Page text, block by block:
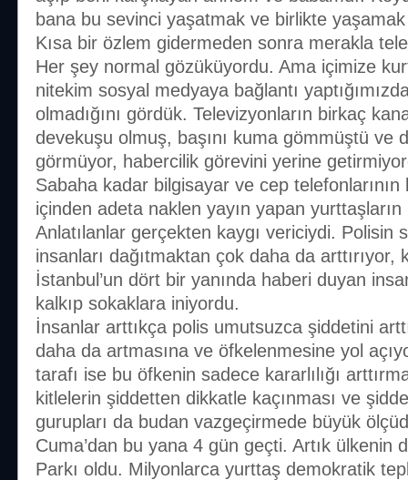
bana bu sevinci yaşatmak ve birlikte
Kısa bir özlem gidermeden sonra merakla
Her şey normal gözüküyordu. Ama içimize
nitekim sosyal medyaya bağlantı
olmadığını gördük. Televizyonların birkaç
devekuşu olmuş, başını kuma gömmüştü ve
görmüyor, habercilik görevini yerine
Sabaha kadar bilgisayar ve cep telefonlarının
içinden adeta naklen yayın yapan
Anlatılanlar gerçekten kaygı vericiydi. Polisin
insanları dağıtmaktan çok daha da arttırıyor,
İstanbul’un dört bir yanında haberi duyan
kalkıp sokaklara iniyordu.
İnsanlar arttıkça polis umutsuzca şiddetini
daha da artmasına ve öfkelenmesine yol
tarafı ise bu öfkenin sadece kararlılığı
kitlelerin şiddetten dikkatle kaçınması ve
gurupları da budan vazgeçirmede büyük
Cuma’dan bu yana 4 gün geçti. Artık ülkenin
Parkı oldu. Milyonlarca yurttaş demokratik